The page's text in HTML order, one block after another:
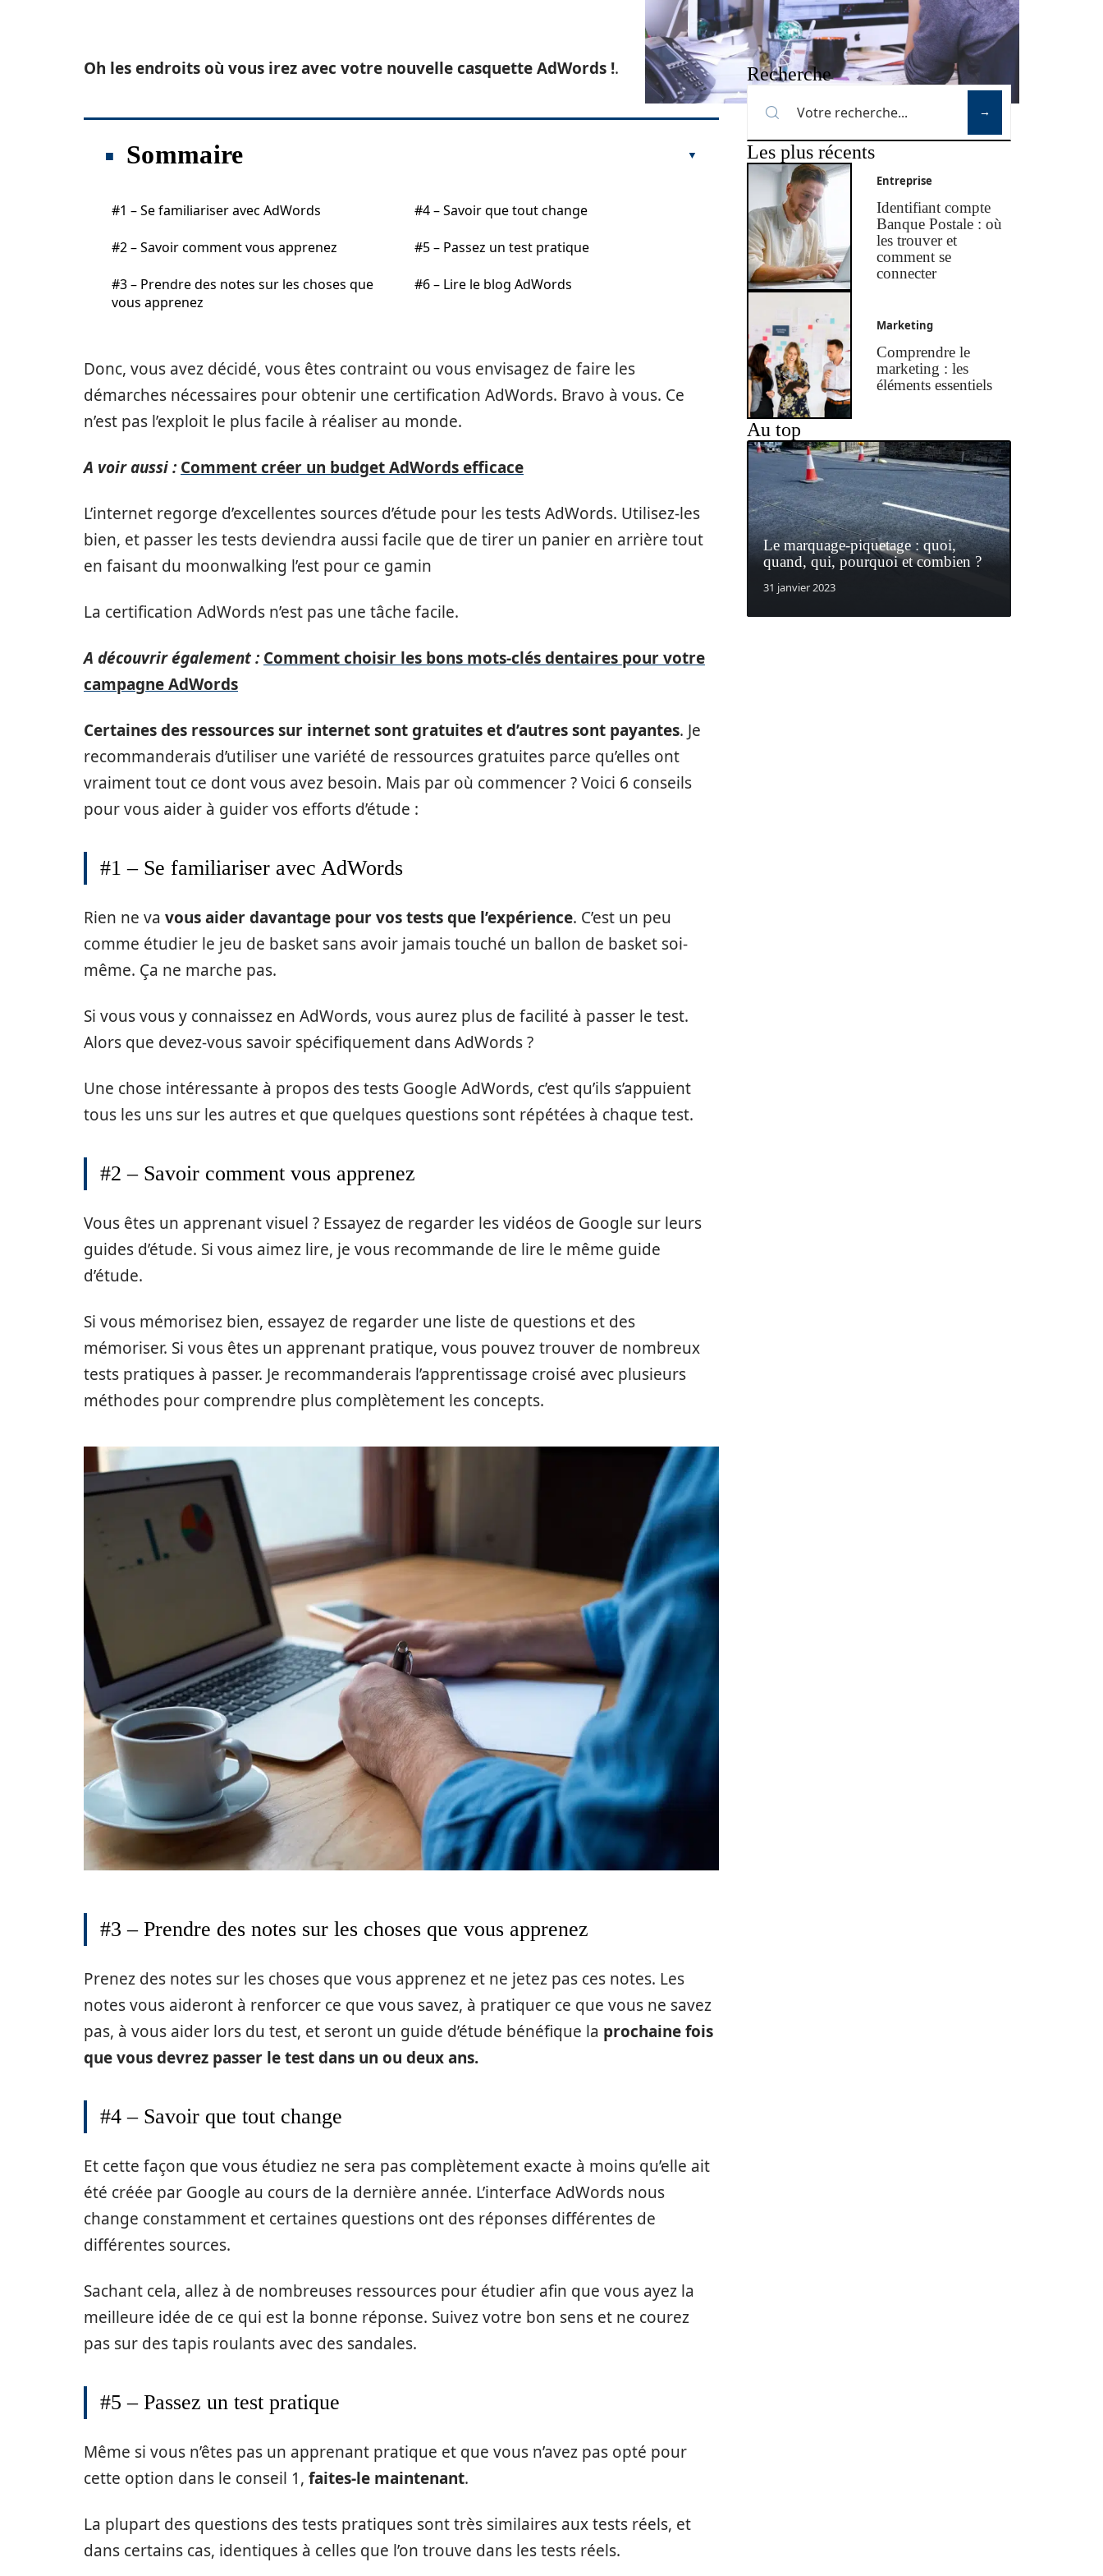
Oh les endroits où vous irez avec votre nouvelle casquette AdWords !.
Sommaire
#1 – Se familiariser avec AdWords
#2 – Savoir comment vous apprenez
#3 – Prendre des notes sur les choses que
vous apprenez
#4 – Savoir que tout change
#5 – Passez un test pratique
#6 – Lire le blog AdWords
Donc, vous avez décidé, vous êtes contraint ou vous envisagez de faire les
démarches nécessaires pour obtenir une certification AdWords. Bravo à vous. Ce
n’est pas l’exploit le plus facile à réaliser au monde.
A voir aussi : Comment créer un budget AdWords efficace
L’internet regorge d’excellentes sources d’étude pour les tests AdWords. Utilisez-les
bien, et passer les tests deviendra aussi facile que de tirer un panier en arrière tout
en faisant du moonwalking l’est pour ce gamin
La certification AdWords n’est pas une tâche facile.
A découvrir également : Comment choisir les bons mots-clés dentaires pour votre
campagne AdWords
Certaines des ressources sur internet sont gratuites et d’autres sont payantes. Je
recommanderais d’utiliser une variété de ressources gratuites parce qu’elles ont
vraiment tout ce dont vous avez besoin. Mais par où commencer ? Voici 6 conseils
pour vous aider à guider vos efforts d’étude :
#1 – Se familiariser avec AdWords
Rien ne va vous aider davantage pour vos tests que l’expérience. C’est un peu
comme étudier le jeu de basket sans avoir jamais touché un ballon de basket soi-
même. Ça ne marche pas.
Si vous vous y connaissez en AdWords, vous aurez plus de facilité à passer le test.
Alors que devez-vous savoir spécifiquement dans AdWords ?
Une chose intéressante à propos des tests Google AdWords, c’est qu’ils s’appuient
tous les uns sur les autres et que quelques questions sont répétées à chaque test.
#2 – Savoir comment vous apprenez
Vous êtes un apprenant visuel ? Essayez de regarder les vidéos de Google sur leurs
guides d’étude. Si vous aimez lire, je vous recommande de lire le même guide
d’étude.
Si vous mémorisez bien, essayez de regarder une liste de questions et des
mémoriser. Si vous êtes un apprenant pratique, vous pouvez trouver de nombreux
tests pratiques à passer. Je recommanderais l’apprentissage croisé avec plusieurs
méthodes pour comprendre plus complètement les concepts.
#3 – Prendre des notes sur les choses que vous apprenez
Prenez des notes sur les choses que vous apprenez et ne jetez pas ces notes. Les
notes vous aideront à renforcer ce que vous savez, à pratiquer ce que vous ne savez
pas, à vous aider lors du test, et seront un guide d’étude bénéfique la prochaine fois
que vous devrez passer le test dans un ou deux ans.
#4 – Savoir que tout change
Et cette façon que vous étudiez ne sera pas complètement exacte à moins qu’elle ait
été créée par Google au cours de la dernière année. L’interface AdWords nous
change constamment et certaines questions ont des réponses différentes de
différentes sources.
Sachant cela, allez à de nombreuses ressources pour étudier afin que vous ayez la
meilleure idée de ce qui est la bonne réponse. Suivez votre bon sens et ne courez
pas sur des tapis roulants avec des sandales.
#5 – Passez un test pratique
Même si vous n’êtes pas un apprenant pratique et que vous n’avez pas opté pour
cette option dans le conseil 1, faites-le maintenant.
La plupart des questions des tests pratiques sont très similaires aux tests réels, et
dans certains cas, identiques à celles que l’on trouve dans les tests réels.
Recherche
Les plus récents
Entreprise
Identifiant compte
Banque Postale : où
les trouver et
comment se
connecter
Marketing
Comprendre le
marketing : les
éléments essentiels
Au top
Le marquage-piquetage : quoi,
quand, qui, pourquoi et combien ?
31 janvier 2023